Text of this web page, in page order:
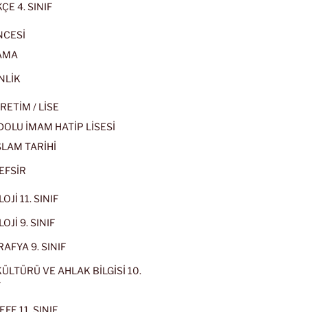
4. SINIF
/ LİSE
İMAM HATİP LİSESİ
TARİHİ
11. SINIF
9. SINIF
9. SINIF
VE AHLAK BİLGİSİ 10.